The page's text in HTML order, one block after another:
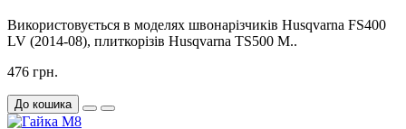
Використовується в моделях швонарізчиків Husqvarna FS400
LV (2014-08), плиткорізів Husqvarna TS500 M..
476 грн.
До кошика